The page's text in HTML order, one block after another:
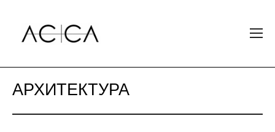
АРХИТЕКТУРА